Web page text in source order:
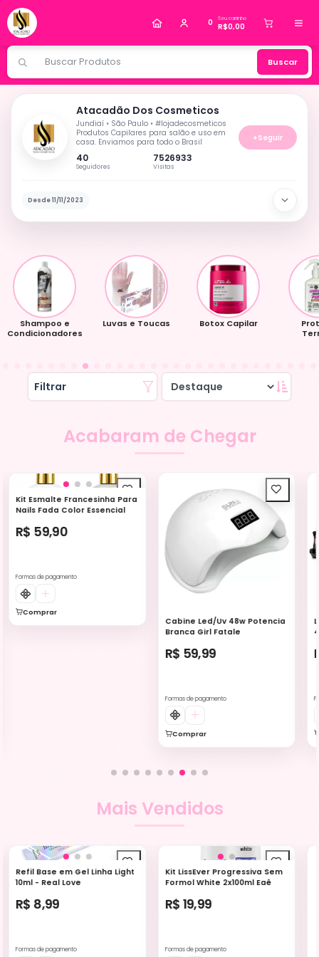
0 Seu carrinho
R$0,00
Buscar
Atacadão Dos Cosmeticos
Jundiaí • São Paulo • #lojadecosmeticos
Produtos Capilares para salão e uso em
casa. Enviamos para todo o Brasil
40
Seguidores
7526933
Visitas
+Seguir
Desde 11/11/2023
ENDEREÇO
Rua Dr Antenor Soares Gandra, 1358, Jundiaí, São
Paulo, 13218-111
scosmeticos.net.br
1
Instagram WhatsApp
Luvas e Toucas Botox Capilar
Protetor
Filtrar
Acabaram de Chegar
Kit Esmalte Francesinha Para
Nails Fada Color Essencial
R$ 59,90
Formas de pagamento
Comprar
Cabine Led/Uv 48w Potencia
Branca Girl Fatale
R$ 59,99
Formas de pagamento
Comprar
Mais Vendidos
Refil Base em Gel Linha Light
10ml - Real Love
R$ 8,99
Formas de pagamento
Kit LissEver Progressiva Sem
Formol White 2x100ml Eaê
R$ 19,99
Formas de pagamento
2 Lip Gloss Little Princess Febella